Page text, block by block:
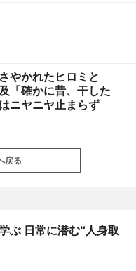
やかれたヒロミと
「確かに昔、干した
ニヤニヤ止まらず
戻る
ぶ 日常に潜む“人身取